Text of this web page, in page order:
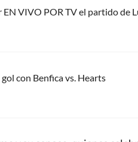
VIVO POR TV el partido de
con Benfica vs. Hearts